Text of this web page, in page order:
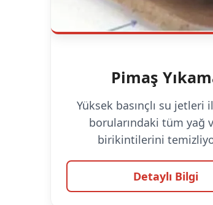
Pimaş
Yüksek basınçlı su jetleri
borularındaki tüm yağ
birikintilerini
Detaylı Bilgi